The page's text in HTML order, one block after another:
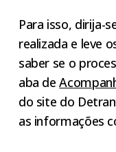
Para isso, dirija-
realizada e leve
saber se o
aba de
do site do
as informações